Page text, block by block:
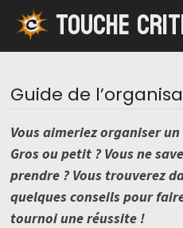
Passer
contenu
TOUCHE
Guide de
Vous aimeriez organiser
Gros ou petit ? Vous ne
prendre ? Vous trouverez
quelques conseils pour
tournoi une réussite !